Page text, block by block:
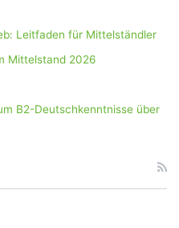
Leitfaden für Mittelständler
Mittelstand 2026
B2-Deutschkenntnisse über